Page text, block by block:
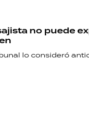
no puede
lo consideró